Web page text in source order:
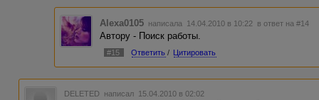
Alexa0105 написала 14.04.2010 в 10:22 в ответ на #14
Автору - Поиск работы.
#15 Ответить / Цитировать
DELETED написал 15.04.2010 в 02:02